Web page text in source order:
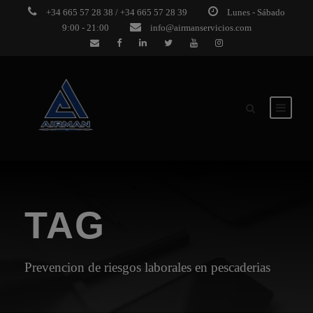
+34 665 57 28 38 / +34 665 57 28 39
Lunes - Sábado
9:00 - 21:00
info@airmanservicios.com
TAG
Prevencion de riesgos laborales en pescaderias